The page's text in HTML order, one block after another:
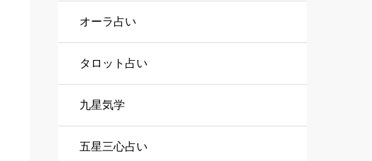
オーラ占い
タロット占い
九星気学
五星三心占い